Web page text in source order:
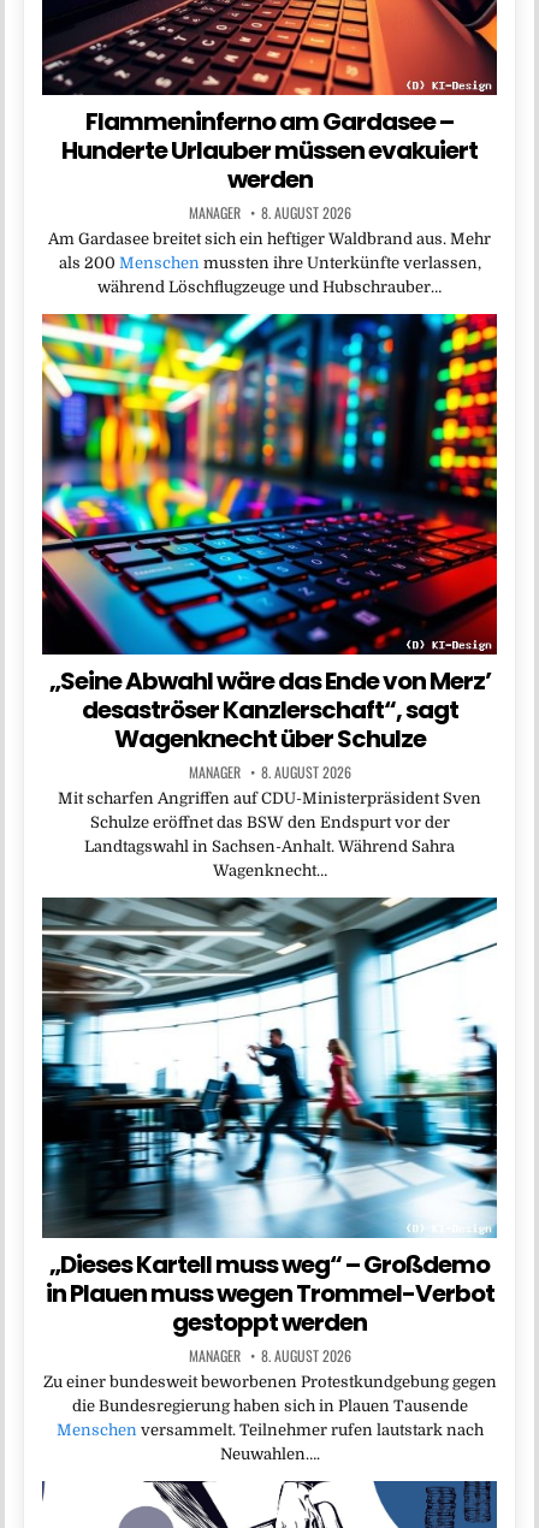
Flammeninferno am Gardasee –
Hunderte Urlauber müssen evakuiert
werden
MANAGER 8. AUGUST 2026
Am Gardasee breitet sich ein heftiger Waldbrand aus. Mehr
als 200 Menschenmussten ihre Unterkünfte verlassen,
während Löschflugzeuge und Hubschrauber…
„Seine Abwahl wäre das Ende von Merz’
desaströser Kanzlerschaft“, sagt
Wagenknecht über Schulze
MANAGER 8. AUGUST 2026
Mit scharfen Angriffen auf CDU-Ministerpräsident Sven
Schulze eröffnet das BSW den Endspurt vor der
Landtagswahl in Sachsen-Anhalt. Während Sahra
Wagenknecht…
„Dieses Kartell muss weg“ – Großdemo
in Plauen muss wegen Trommel-Verbot
gestoppt werden
MANAGER 8. AUGUST 2026
Zu einer bundesweit beworbenen Protestkundgebung gegen
die Bundesregierung haben sich in Plauen Tausende
Menschen versammelt. Teilnehmer rufen lautstark nach
Neuwahlen….